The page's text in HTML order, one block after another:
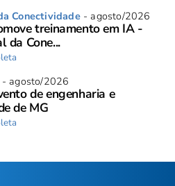
Conectividade- agosto/2026
treinamento em IA -
da Cone...
- agosto/2026
de engenharia e
de MG